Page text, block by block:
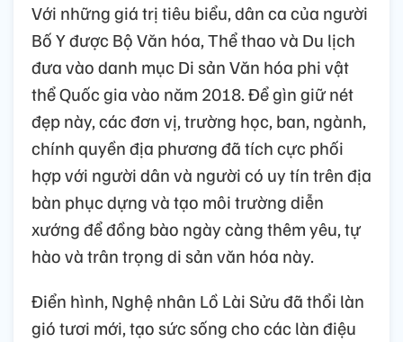
Với những giá trị tiêu biểu, dân ca của người
Bố Y được Bộ Văn hóa, Thể thao và Du lịch
đưa vào danh mục Di sản Văn hóa phi vật
thể Quốc gia vào năm 2018. Để gìn giữ nét
đẹp này, các đơn vị, trường học, ban, ngành,
chính quyền địa phương đã tích cực phối
hợp với người dân và người có uy tín trên địa
bàn phục dựng và tạo môi trường diễn
xướng để đồng bào ngày càng thêm yêu, tự
hào và trân trọng di sản văn hóa này.
Điển hình, Nghệ nhân Lồ Lài Sửu đã thổi làn
gió tươi mới, tạo sức sống cho các làn điệu